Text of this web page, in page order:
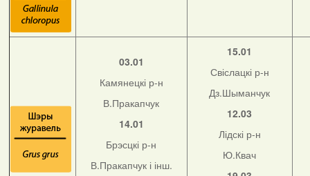
03.01
Камянецкі р-н
В.Пракапчук
14.01
Брэсцкі р-н
В.Пракапчук і інш.
15.01
Свіслацкі р-н
Дз.Шыманчук
12.03
Лідскі р-н
Ю.Квач